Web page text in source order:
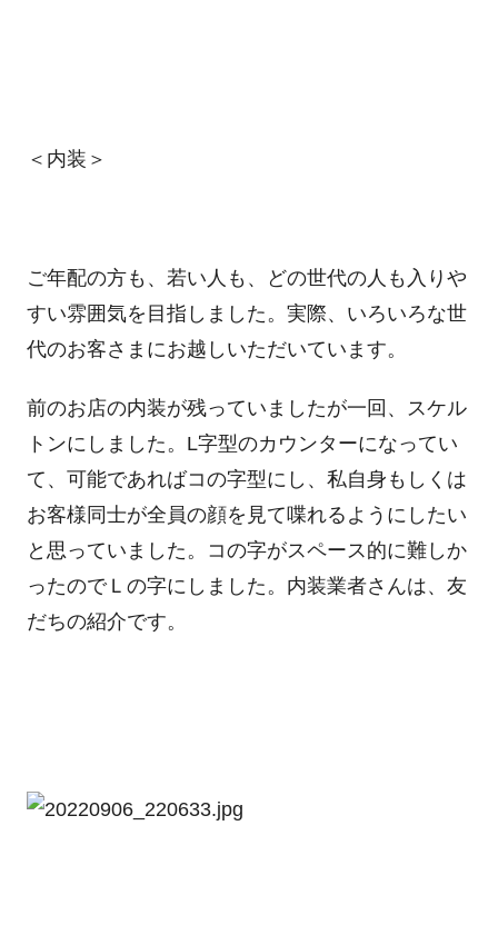
＜内装＞
ご年配の方も、若い人も、どの世代の人も入りや
すい雰囲気を目指しました。実際、いろいろな世
代のお客さまにお越しいただいています。
前のお店の内装が残っていましたが一回、スケル
トンにしました。L字型のカウンターになってい
て、可能であればコの字型にし、私自身もしくは
お客様同士が全員の顔を見て喋れるようにしたい
と思っていました。コの字がスペース的に難しか
ったのでＬの字にしました。内装業者さんは、友
だちの紹介です。